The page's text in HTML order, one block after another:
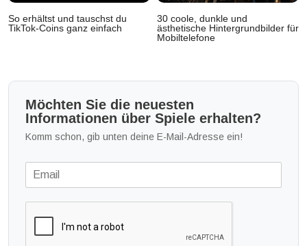
So erhältst und tauschst du
TikTok-Coins ganz einfach
30 coole, dunkle und
ästhetische Hintergrundbilder für
Mobiltelefone
Möchten Sie die neuesten
Informationen über Spiele erhalten?
Komm schon, gib unten deine E-Mail-Adresse ein!